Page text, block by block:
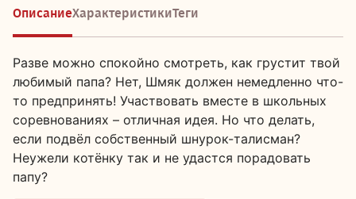
ОписаниеХарактеристикиТеги
Разве можно спокойно смотреть, как грустит твой
любимый папа? Нет, Шмяк должен немедленно что-
то предпринять! Участвовать вместе в школьных
соревнованиях – отличная идея. Но что делать,
если подвёл собственный шнурок-талисман?
Неужели котёнку так и не удастся порадовать
папу?